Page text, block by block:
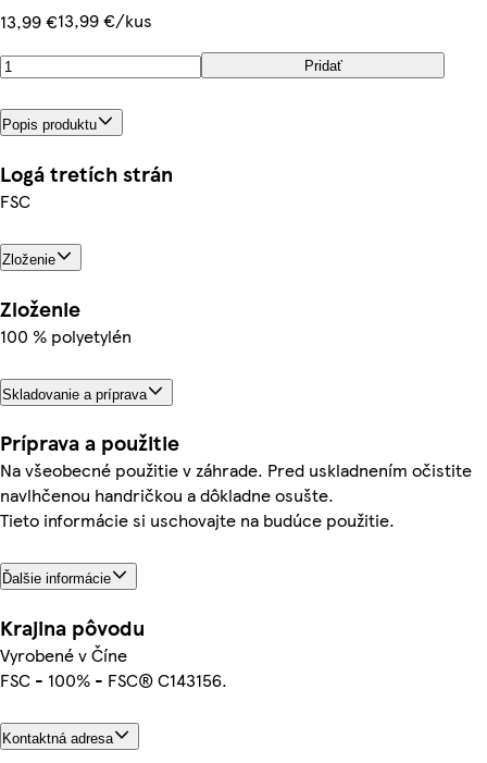
13,99 €13,99 €/kus
Pridať
Popis produktu
Logá tretích strán
FSC
Zloženie
Zloženie
100 % polyetylén
Skladovanie a príprava
Príprava a použitie
Na všeobecné použitie v záhrade. Pred uskladnením očistite
navlhčenou handričkou a dôkladne osušte.
Tieto informácie si uschovajte na budúce použitie.
Ďalšie informácie
Krajina pôvodu
Vyrobené v Číne
FSC - 100% - FSC® C143156.
Kontaktná adresa